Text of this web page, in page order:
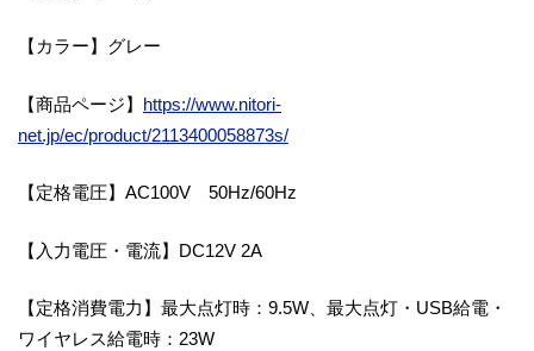
【カラー】グレー
【商品ページ】 https://www.nitori-
net.jp/ec/product/2113400058873s/
【定格電圧】AC100V 50Hz/60Hz
【入力電圧・電流】DC12V 2A
【定格消費電力】最大点灯時：9.5W、最大点灯・USB給電・
ワイヤレス給電時：23W